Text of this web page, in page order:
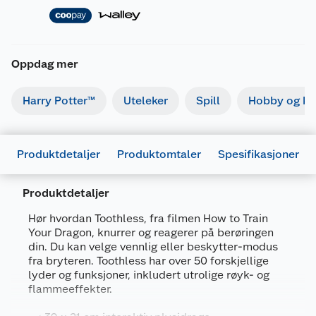
Oppdag mer
Harry Potter™ Uteleker Spill Hobby og
Produktdetaljer Produktomtaler Spesifikasjoner
Produktdetaljer
Hør hvordan Toothless, fra filmen How to Train
Your Dragon, knurrer og reagerer på berøringen
din. Du kan velge vennlig eller beskytter-modus
fra bryteren. Toothless har over 50 forskjellige
lyder og funksjoner, inkludert utrolige røyk- og
flammeeffekter.
Generelt
Artikkelnummer
5055394028166